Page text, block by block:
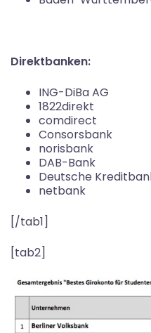
Direktbanken:
ING-DiBa AG
1822direkt
comdirect
Consorsbank
norisbank
DAB-Bank
Deutsche
netbank
[/tab1]
[tab2]